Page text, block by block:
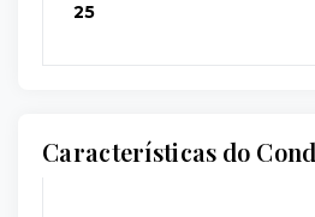
25
Características do